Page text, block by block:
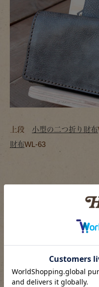
上段 小型の二つ折り財布
財布WL-63